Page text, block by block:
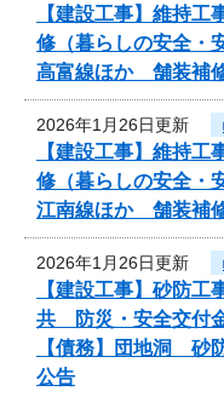
【建設工事】維持
修（暮らしの安全・
高富線ほか 舗装補
2026年1月26日更新
【建設工事】維持
修（暮らしの安全・
江南線ほか 舗装補
2026年1月26日更新
【建設工事】砂防
共 防災・安全交付
【債務】団地洞 砂
公告